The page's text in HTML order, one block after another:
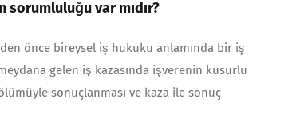
var mıdır?
önce bireysel iş hukuku anlamında bir iş
gelen iş kazasında işverenin kusurlu
sonuçlanması ve kaza ile sonuç